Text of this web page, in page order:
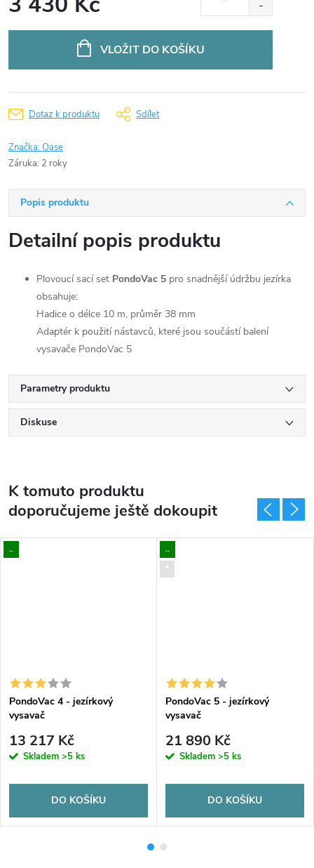
VLOŽIT DO KOŠÍKU
Dotaz k produktu Sdílet
Značka:Oase
Záruka: 2 roky
Popis produktu
Detailní popis produktu
Plovoucí sací set PondoVac 5 pro snadnější údržbu jezírka
obsahuje:
Hadice o délce 10 m, průměr 38 mm
Adaptér k použití nástavců, které jsou součástí balení
vysavače PondoVac 5
Parametry produktu
Diskuse
K tomuto produktu
doporučujeme ještě dokoupit
..
PondoVac 4 - jezírkový
vysavač
13 217 Kč
Skladem >5 ks
DO KOŠÍKU
..
*
PondoVac 5 - jezírkový
vysavač
21 890 Kč
Skladem >5 ks
DO KOŠÍKU